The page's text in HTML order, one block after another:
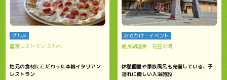
グルメ
農家レストラン エルベ
地元の食材にこだわった本格イタリアン
レストラン
おでかけ・イベント
徳良湖温泉 花笠の湯
休憩個室や家族風呂も完備している、子
連れに優しい入浴施設